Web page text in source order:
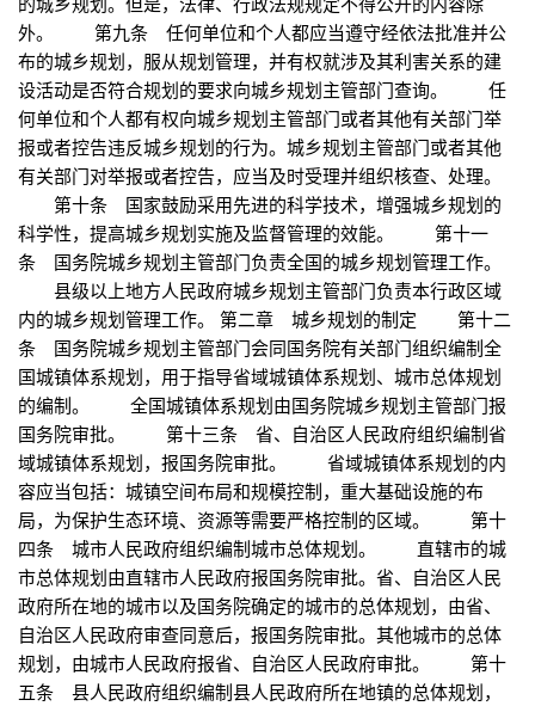
外。 第九条 任何单位和个人都应当遵守经依法批准并公
布的城乡规划，服从规划管理，并有权就涉及其利害关系的建
设活动是否符合规划的要求向城乡规划主管部门查询。 任
何单位和个人都有权向城乡规划主管部门或者其他有关部门举
报或者控告违反城乡规划的行为。城乡规划主管部门或者其他
有关部门对举报或者控告，应当及时受理并组织核查、处理。
第十条 国家鼓励采用先进的科学技术，增强城乡规划的
科学性，提高城乡规划实施及监督管理的效能。 第十一
条 国务院城乡规划主管部门负责全国的城乡规划管理工作。
县级以上地方人民政府城乡规划主管部门负责本行政区域
内的城乡规划管理工作。 第二章 城乡规划的制定 第十二
条 国务院城乡规划主管部门会同国务院有关部门组织编制全
国城镇体系规划，用于指导省域城镇体系规划、城市总体规划
的编制。 全国城镇体系规划由国务院城乡规划主管部门报
国务院审批。 第十三条 省、自治区人民政府组织编制省
域城镇体系规划，报国务院审批。 省域城镇体系规划的内
容应当包括：城镇空间布局和规模控制，重大基础设施的布
局，为保护生态环境、资源等需要严格控制的区域。 第十
四条 城市人民政府组织编制城市总体规划。 直辖市的城
市总体规划由直辖市人民政府报国务院审批。省、自治区人民
政府所在地的城市以及国务院确定的城市的总体规划，由省、
自治区人民政府审查同意后，报国务院审批。其他城市的总体
规划，由城市人民政府报省、自治区人民政府审批。 第十
五条 县人民政府组织编制县人民政府所在地镇的总体规划，